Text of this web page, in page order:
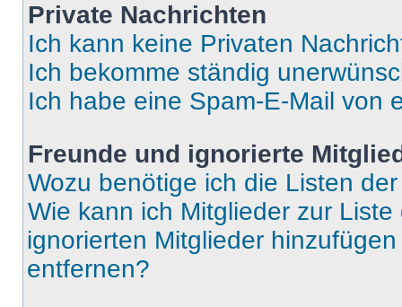
Private Nachrichten
Ich kann keine Privaten
Ich bekomme ständig
Ich habe eine Spam-E-Mail von
Freunde und ignorierte
Wozu benötige ich die Listen
Wie kann ich Mitglieder zur
ignorierten Mitglieder
entfernen?